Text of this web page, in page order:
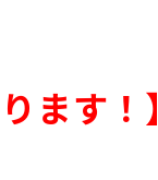
ます！】